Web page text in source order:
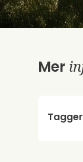
Mer
Tagger